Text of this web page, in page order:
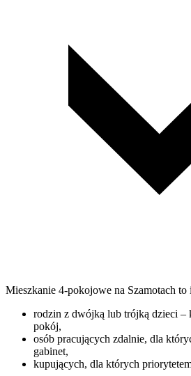
Mieszkanie 4-pokojowe na Szamotach to
rodzin z dwójką lub trójką dzieci –
pokój,
osób pracujących zdalnie, dla
gabinet,
kupujących, dla których